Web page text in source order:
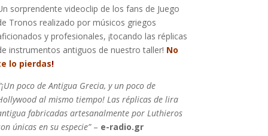
sorprendente videoclip de los fans de Juego
Tronos realizado por músicos griegos
y profesionales, ¡tocando las réplicas
instrumentos antiguos de nuestro taller! No
lo pierdas!
‘¡Un poco de Antigua Grecia, y un poco de
al mismo tiempo! Las réplicas de lira
fabricadas artesanalmente por Luthieros
únicas en su especie”– e-radio.gr